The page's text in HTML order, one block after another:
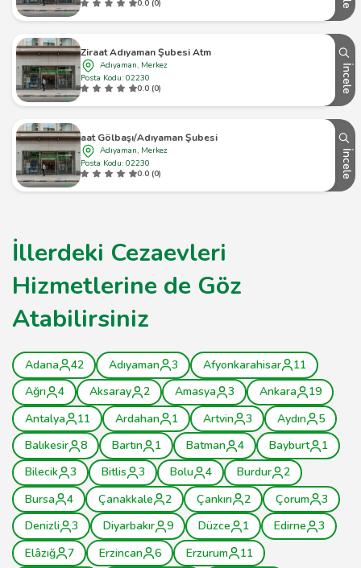
0.0 (0)
Ziraat Adıyaman Şubesi Atm
Adıyaman, Merkez
Posta Kodu: 02230
0.0 (0)
İncele
Ziraat Gölbaşı/Adıyaman Şubesi Atm
Adıyaman, Merkez
Posta Kodu: 02230
0.0 (0)
İncele
İllerdeki Cezaevleri
Hizmetlerine de Göz
Atabilirsiniz
Adana 42 Adıyaman 3 Afyonkarahisar
11
Ağrı
4 Aksaray 2 Amasya 3 Ankara
19
Antalya
11 Ardahan 1 Artvin 3 Aydın
5
Balıkesir
8 Bartın 1 Batman 4 Bayburt
1
Bilecik
3 Bitlis 3 Bolu 4 Burdur
2
Bursa
4 Çanakkale 2 Çankırı 2 Çorum
3
Denizli
3 Diyarbakır 9 Düzce 1 Edirne
3
Elâzığ
7 Erzincan 6 Erzurum
11